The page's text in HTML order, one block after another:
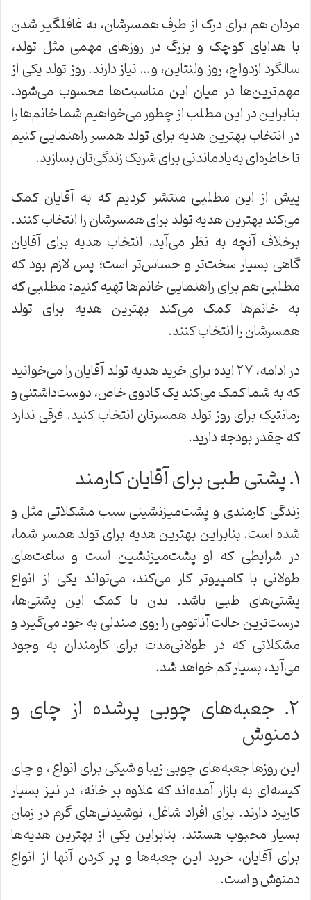
مردان هم برای درک از طرف همسرشان، به غافلگیر شدن
با هدایای کوچک و بزرگ در روزهای مهمی مثل تولد،
سالگرد ازدواج، روز ولنتاین، و… نیاز دارند. روز تولد یکی از
مهم‌ترین‌ها در میان این مناسبت‌ها محسوب می‌شود.
بنابراین در این مطلب از چطور می‌خواهیم شما خانم‌ها را
در انتخاب بهترین هدیه برای تولد همسر راهنمایی کنیم
تا خاطره‌ای به‌یادماندنی برای شریک زندگی‌تان بسازید.
پیش از این مطلبی منتشر کردیم که به آقایان کمک
می‌کند بهترین هدیه تولد برای همسرشان را انتخاب کنند.
برخلاف آنچه به نظر می‌آید، انتخاب هدیه برای آقایان
گاهی بسیار سخت‌تر و حساس‌تر است؛ پس لازم بود که
مطلبی هم برای راهنمایی خانم‌ها تهیه کنیم: مطلبی که
به خانم‌ها کمک می‌کند بهترین هدیه برای تولد
همسرشان را انتخاب کنند.
در ادامه، ۲۷ ایده برای خرید هدیه تولد آقایان را می‌خوانید
که به شما کمک می‌کند یک کادوی خاص، دوست‌داشتنی و
رمانتیک برای روز تولد همسرتان انتخاب کنید. فرقی ندارد
که چقدر بودجه دارید.
۱. پشتی طبی برای آقایان کارمند
زندگی کارمندی و پشت‌میزنشینی سبب مشکلاتی مثل و
شده است. بنابراین بهترین هدیه برای تولد همسر شما،
در شرایطی که او پشت‌میزنشین است و ساعت‌های
طولانی با کامپیوتر کار می‌کند، می‌تواند یکی از انواع
پشتی‌های طبی باشد. بدن با کمک این پشتی‌ها،
درست‌ترین حالت آناتومی را روی صندلی به خود می‌گیرد و
مشکلاتی که در طولانی‌مدت برای کارمندان به وجود
می‌آید، بسیار کم خواهد شد.
۲. جعبه‌های چوبی پرشده از چای و
دمنوش
این روزها جعبه‌های چوبی زیبا و شیکی برای انواع ، و چای
کیسه‌ای به بازار آمده‌اند که علاوه بر خانه، در نیز بسیار
کاربرد دارند. برای افراد شاغل، نوشیدنی‌های گرم در زمان
بسیار محبوب هستند. بنابراین یکی از بهترین هدیه‌ها
برای آقایان، خرید این جعبه‌ها و پر کردن آنها از انواع
دمنوش و است.